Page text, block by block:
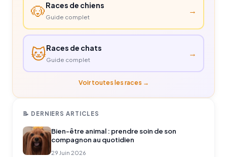
🐶Races de chiens
Guide complet
→
🐱Races de chats
Guide complet
→
Voir toutes les races →
📝 DERNIERS ARTICLES
Bien-être animal : prendre soin de son
compagnon au quotidien
29 Juin 2026